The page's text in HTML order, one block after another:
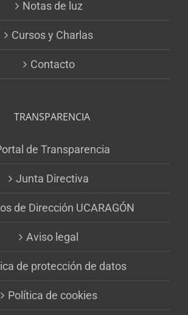
Notas de luz
Cursos y Charlas
Contacto
TRANSPARENCIA
de Transparencia
Junta Directiva
de Dirección UCARAGÓN
Aviso legal
de protección de datos
Política de cookies